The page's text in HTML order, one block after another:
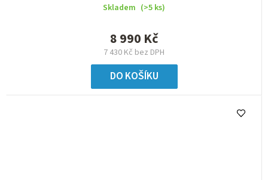
Skladem (>5 ks)
7 430 Kč bez DPH
8 990 Kč
DO KOŠÍKU